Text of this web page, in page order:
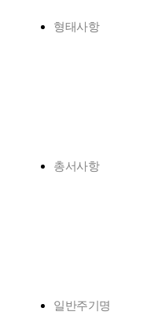
형태사항
총서사항
일반주기명